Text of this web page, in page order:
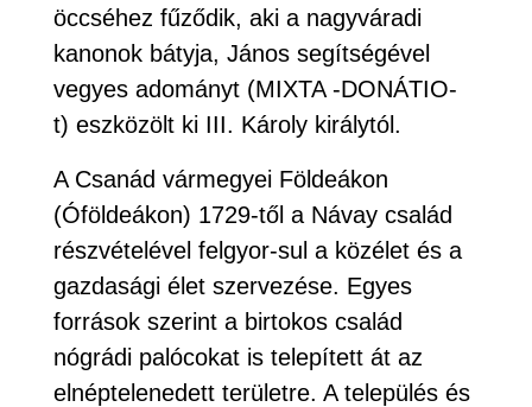
öccséhez fűződik, aki a nagyváradi
kanonok bátyja, János segítségével
vegyes adományt (MIXTA -DONÁTIO-
t) eszközölt ki III. Károly királytól.
A Csanád vármegyei Földeákon
(Óföldeákon) 1729-től a Návay család
részvételével felgyor-sul a közélet és a
gazdasági élet szervezése. Egyes
források szerint a birtokos család
nógrádi palócokat is telepített át az
elnéptelenedett területre. A település és